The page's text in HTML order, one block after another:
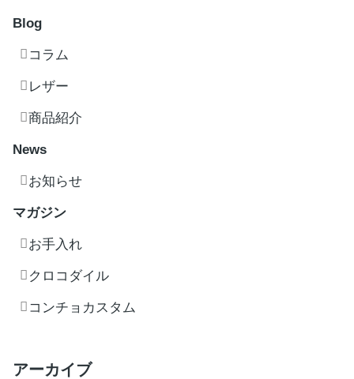
Blog
コラム
レザー
商品紹介
News
お知らせ
マガジン
お手入れ
クロコダイル
コンチョカスタム
アーカイブ